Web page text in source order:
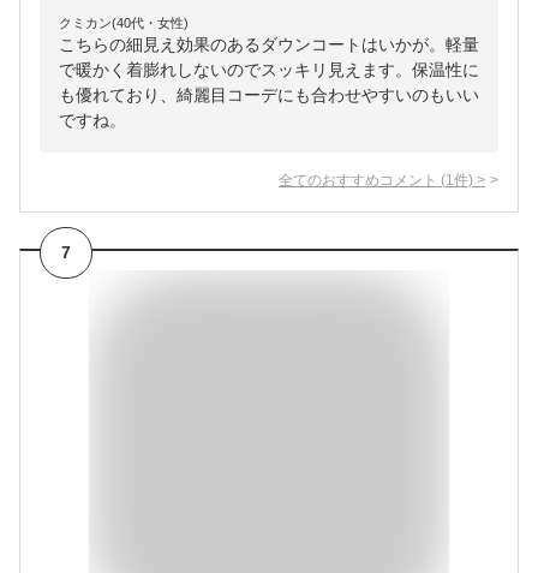
クミカン(40代・女性)
こちらの細見え効果のあるダウンコートはいかが。軽量
で暖かく着膨れしないのでスッキリ見えます。保温性に
も優れており、綺麗目コーデにも合わせやすいのもいい
ですね。
全てのおすすめコメント (1 件) >
7